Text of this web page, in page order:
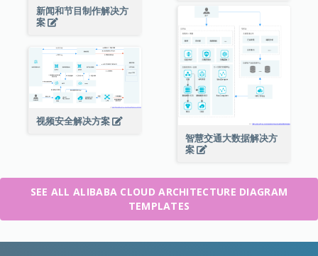
新闻和节目制作解决方
案
智慧交通大数据解决方
案
视频安全解决方案
SEE ALL ALIBABA CLOUD ARCHITECTURE DIAGRAM
TEMPLATES